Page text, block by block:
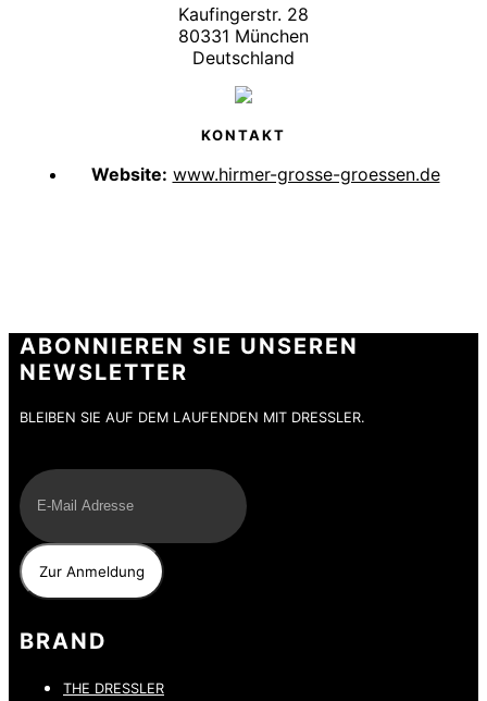
Kaufingerstr. 28
80331 München
Deutschland
KONTAKT
Website: www.hirmer-grosse-groessen.de
ABONNIEREN SIE UNSEREN
NEWSLETTER
BLEIBEN SIE AUF DEM LAUFENDEN MIT DRESSLER.
BRAND
THE DRESSLER